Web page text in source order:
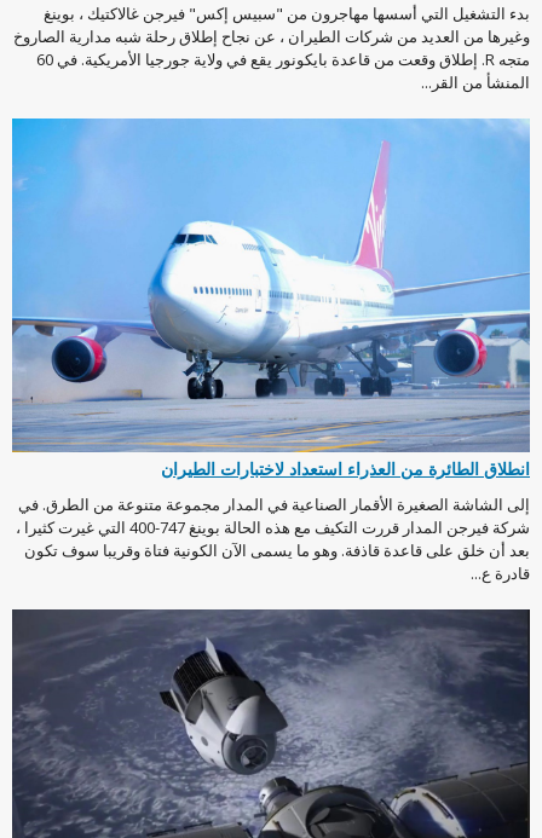
بدء التشغيل التي أسسها مهاجرون من "سبيس إكس" فيرجن غالاكتيك ، بوينغ
وغيرها من العديد من شركات الطيران ، عن نجاح إطلاق رحلة شبه مدارية الصاروخ
متجه R. إطلاق وقعت من قاعدة بايكونور يقع في ولاية جورجيا الأمريكية. في 60
المنشأ من القر...
انطلاق الطائرة من العذراء استعداد لاختبارات الطيران
إلى الشاشة الصغيرة الأقمار الصناعية في المدار مجموعة متنوعة من الطرق. في
شركة فيرجن المدار قررت التكيف مع هذه الحالة بوينغ 747-400 التي غيرت كثيرا ،
بعد أن خلق على قاعدة قاذفة. وهو ما يسمى الآن الكونية فتاة وقريبا سوف تكون
قادرة ع...